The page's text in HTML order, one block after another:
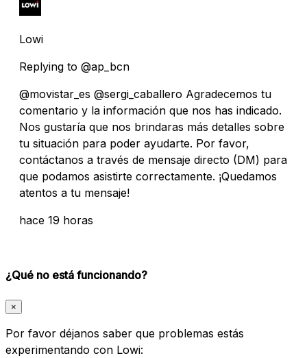
Lowi
Replying to @ap_bcn
@movistar_es @sergi_caballero Agradecemos tu
comentario y la información que nos has indicado.
Nos gustaría que nos brindaras más detalles sobre
tu situación para poder ayudarte. Por favor,
contáctanos a través de mensaje directo (DM) para
que podamos asistirte correctamente. ¡Quedamos
atentos a tu mensaje!
hace 19 horas
¿Qué no está funcionando?
×
Por favor déjanos saber que problemas estás
experimentando con Lowi: